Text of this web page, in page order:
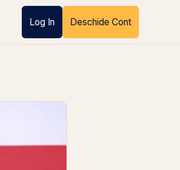
Log In Deschide Cont